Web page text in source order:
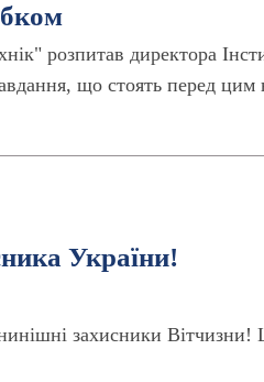
розпитав директора
що стоять перед цим
України!
захисники Вітчизни!